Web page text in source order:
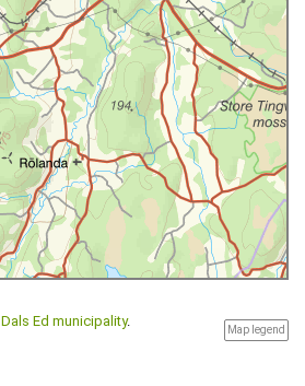
Map legend
Dals Ed municipality.